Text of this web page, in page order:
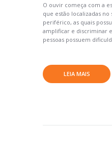
O ouvir começa com a
que estão localizadas no
periférico, as quais
amplificar e discriminar
pessoas possuem
LEIA MAIS